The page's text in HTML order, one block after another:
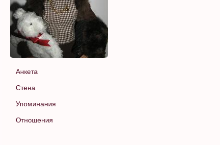
Анкета
Стена
Упоминания
Отношения